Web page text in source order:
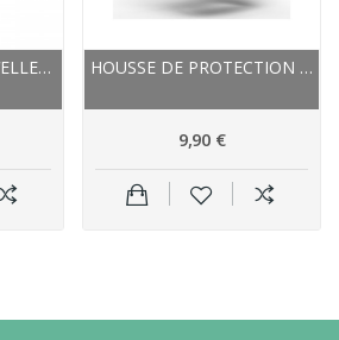
CLÉ ARRACHE MANIVELLES SHIMANO PROFESSIONNEL... HOUSSE DE PROTECTION GARMIN SKIN CASE NOIR...
9,90 €